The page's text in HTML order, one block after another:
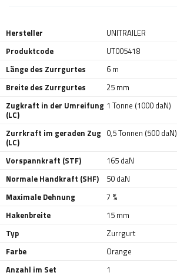
Hersteller
UNITRAILER
Produktcode
UT005418
Länge des Zurrgurtes
6 m
Breite des Zurrgurtes
25 mm
Zugkraft in der Umreifung
(LC)
1 Tonne (1000 daN)
Zurrkraft im geraden Zug
(LC)
0,5 Tonnen (500 daN)
Vorspannkraft (STF)
165 daN
Normale Handkraft (SHF)
50 daN
Maximale Dehnung
7 %
Hakenbreite
15 mm
Typ
Zurrgurt
Farbe
Orange
Anzahl im Set
1